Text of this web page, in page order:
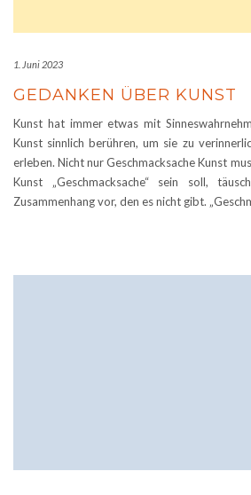
1. Juni 2023
GEDANKEN ÜBER KUNST
Kunst hat immer etwas mit
Kunst sinnlich berühren, um sie zu
erleben. Nicht nur Geschmacksache Kunst
Kunst „Geschmacksache“ sein soll,
Zusammenhang vor, den es nicht gibt.